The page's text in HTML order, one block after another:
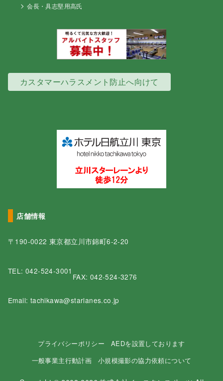
会長・具志堅用高氏
カスタマーハラスメント防止へ向けて
店舗情報
〒190-0022 東京都立川市錦町6-2-20
TEL: 042-524-3001
FAX: 042-524-3276
Email: tachikawa@starlanes.co.jp
プライバシーポリシー
AEDを設置しております
一般事業主行動計画
小規模撮影の協力依頼について